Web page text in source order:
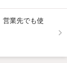
営業先でも使